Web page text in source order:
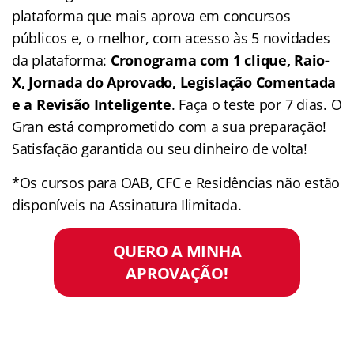
plataforma que mais aprova em concursos
públicos e, o melhor, com acesso às 5 novidades
da plataforma: Cronograma com 1 clique, Raio-
X, Jornada do Aprovado, Legislação Comentada
e a Revisão Inteligente. Faça o teste por 7 dias. O
Gran está comprometido com a sua preparação!
Satisfação garantida ou seu dinheiro de volta!
*Os cursos para OAB, CFC e Residências não estão
disponíveis na Assinatura Ilimitada.
QUERO A MINHA
APROVAÇÃO!